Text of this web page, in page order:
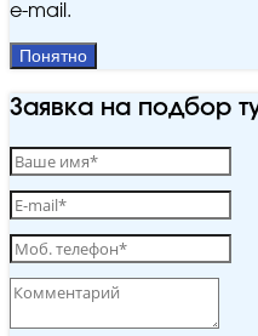
e‑mail.
Понятно
Заявка на подбор